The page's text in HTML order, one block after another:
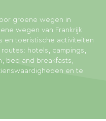
groene wegen in
wegen van Frankrijk
en toeristische activiteiten
hotels, campings,
bed and breakfasts,
en te